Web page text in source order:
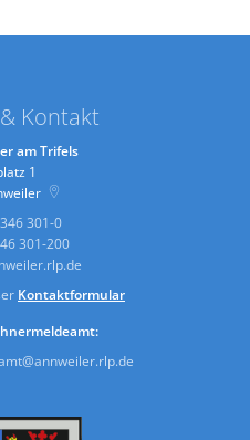
Kontakt
am Trifels
1
301-0
301-200
Kontaktformular